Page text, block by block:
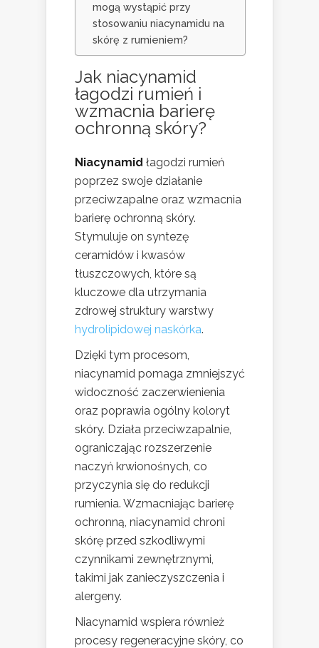
mogą wystąpić przy
stosowaniu niacynamidu na
skórę z rumieniem?
Jak niacynamid
łagodzi rumień i
wzmacnia barierę
ochronną skóry?
Niacynamid łagodzi rumień
poprzez swoje działanie
przeciwzapalne oraz wzmacnia
barierę ochronną skóry.
Stymuluje on syntezę
ceramidów i kwasów
tłuszczowych, które są
kluczowe dla utrzymania
zdrowej struktury warstwy
hydrolipidowej naskórka.
Dzięki tym procesom,
niacynamid pomaga zmniejszyć
widoczność zaczerwienienia
oraz poprawia ogólny koloryt
skóry. Działa przeciwzapalnie,
ograniczając rozszerzenie
naczyń krwionośnych, co
przyczynia się do redukcji
rumienia. Wzmacniając barierę
ochronną, niacynamid chroni
skórę przed szkodliwymi
czynnikami zewnętrznymi,
takimi jak zanieczyszczenia i
alergeny.
Niacynamid wspiera również
procesy regeneracyjne skóry, co